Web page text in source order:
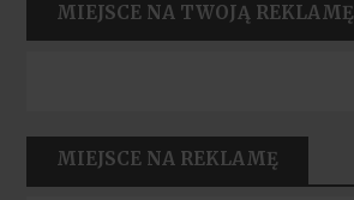
MIEJSCE NA TWOJĄ REKLAMĘ
MIEJSCE NA REKLAMĘ